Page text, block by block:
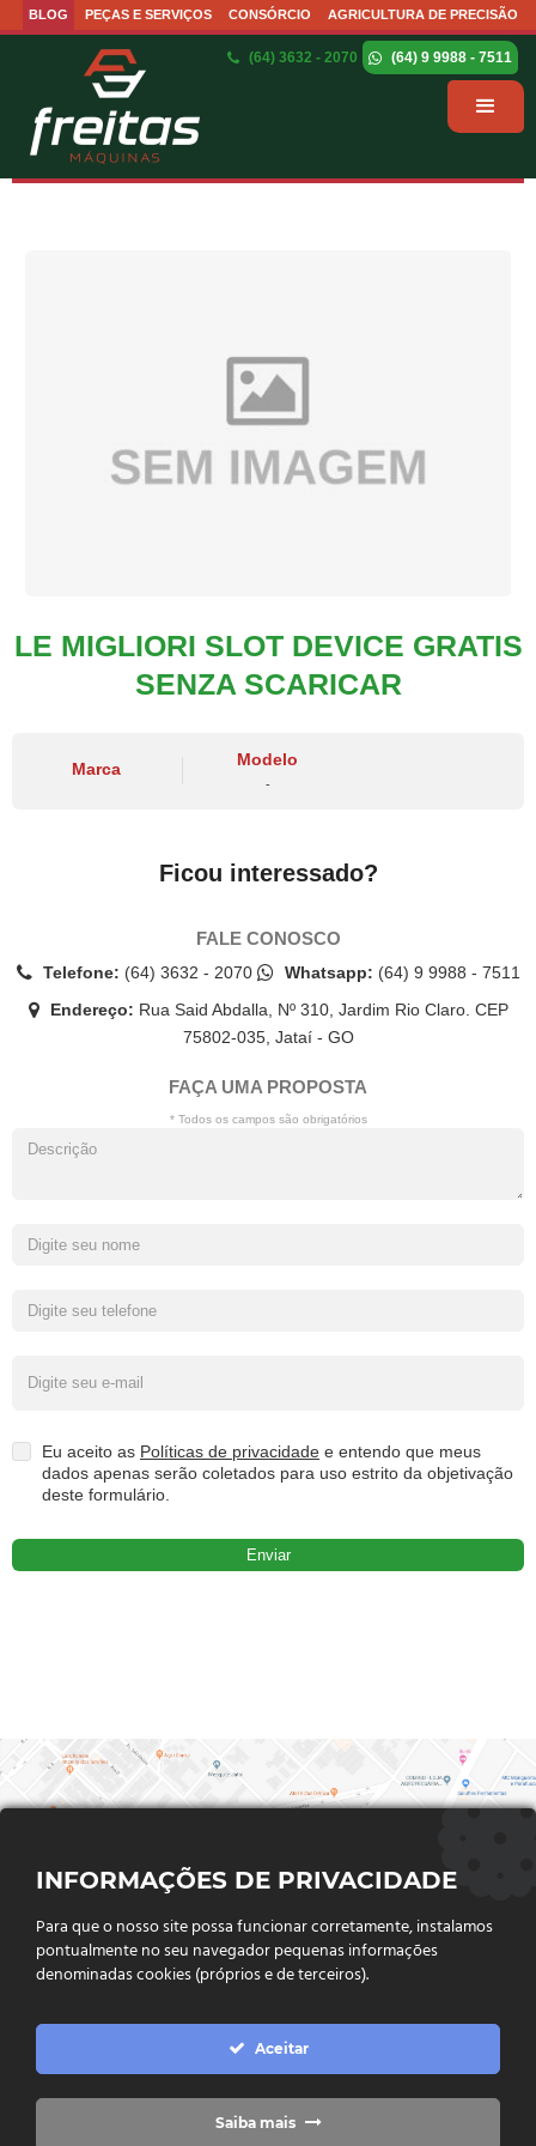
BLOG PEÇAS E SERVIÇOS CONSÓRCIO AGRICULTURA DE PRECISÃO
(64) 3632 - 2070 (64) 9 9988 - 7511
LE MIGLIORI SLOT DEVICE GRATIS
SENZA SCARICAR
Marca
Modelo
-
Ficou interessado?
FALE CONOSCO
Telefone: (64) 3632 - 2070 Whatsapp: (64) 9 9988 - 7511
Endereço: Rua Said Abdalla, Nº 310, Jardim Rio Claro. CEP
75802-035, Jataí - GO
FAÇA UMA PROPOSTA
* Todos os campos são obrigatórios
Eu aceito as Políticas de privacidade e entendo que meus
dados apenas serão coletados para uso estrito da objetivação
deste formulário.
FALE CONOSCO
Endereço:Rua Said Abdalla, Nº 310, Jardim Rio Claro. CEP
75802-035, Jataí - GO
(64) 3632 - 2070
INFORMAÇÕES DE PRIVACIDADE
Para que o nosso site possa funcionar corretamente, instalamos
pontualmente no seu navegador pequenas informações
denominadas cookies (próprios e de terceiros).
Aceitar
Saiba mais